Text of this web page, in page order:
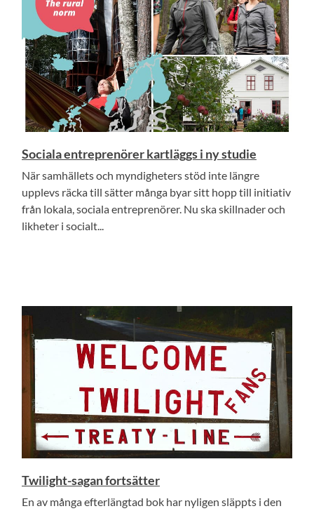
Sociala entreprenörer kartläggs i ny studie
När samhällets och myndigheters stöd inte längre
upplevs räcka till sätter många byar sitt hopp till initiativ
från lokala, sociala entreprenörer. Nu ska skillnader och
likheter i socialt...
Twilight-sagan fortsätter
En av många efterlängtad bok har nyligen släppts i den